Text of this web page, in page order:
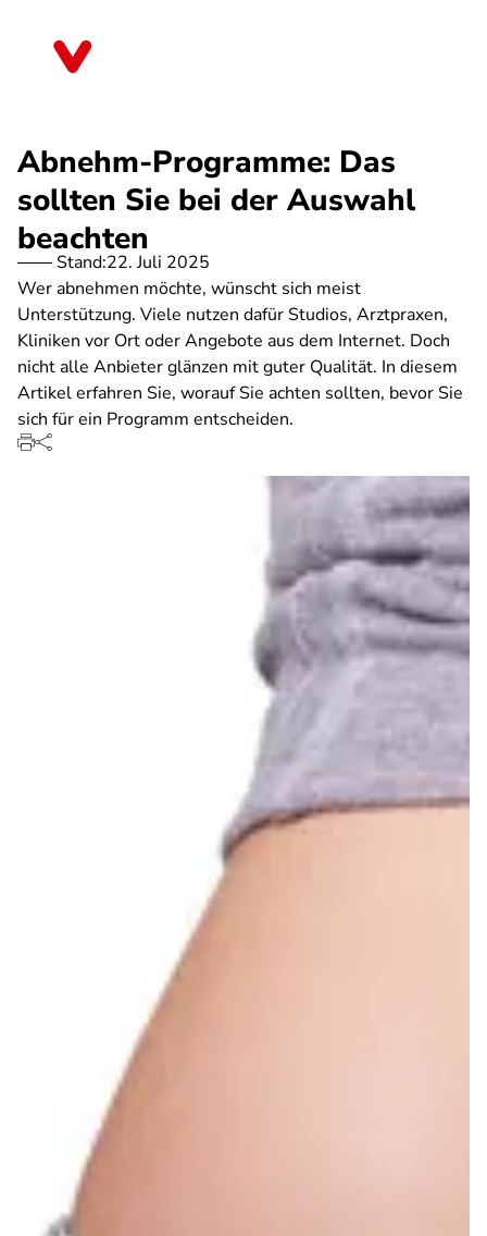
Abnehm-Programme: Das
sollten Sie bei der Auswahl
beachten
Stand:22. Juli 2025
Wer abnehmen möchte, wünscht sich meist
Unterstützung. Viele nutzen dafür Studios, Arztpraxen,
Kliniken vor Ort oder Angebote aus dem Internet. Doch
nicht alle Anbieter glänzen mit guter Qualität. In diesem
Artikel erfahren Sie, worauf Sie achten sollten, bevor Sie
sich für ein Programm entscheiden.